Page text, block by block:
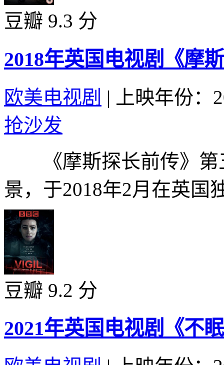
豆瓣 9.3 分
2018年英国电视剧《摩
欧美电视剧 |
上映年份：
抢沙发
《摩斯探长前传》第
景，于2018年2月在英国
豆瓣 9.2 分
2021年英国电视剧《不